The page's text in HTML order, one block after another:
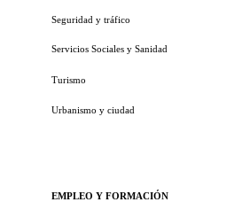
Seguridad y tráfico
Servicios Sociales y Sanidad
Turismo
Urbanismo y ciudad
EMPLEO Y FORMACIÓN